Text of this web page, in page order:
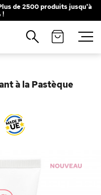
de 2500 produits jusqu'à
!
à la Pastèque
Fermer
Rouge à Lèvres